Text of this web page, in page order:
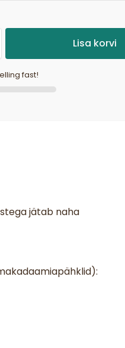
Lisa korvi
fast!
jätab naha